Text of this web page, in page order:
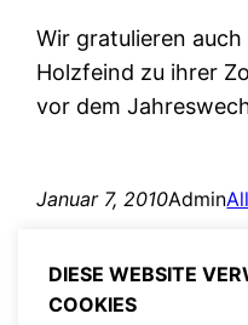
Wir gratulieren
Holzfeind zu ihrer
vor dem
Januar 7, 2010Admin
DIESE WEBSITE
COOKIES